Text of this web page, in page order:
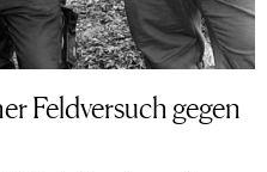
Feldversuch gegen